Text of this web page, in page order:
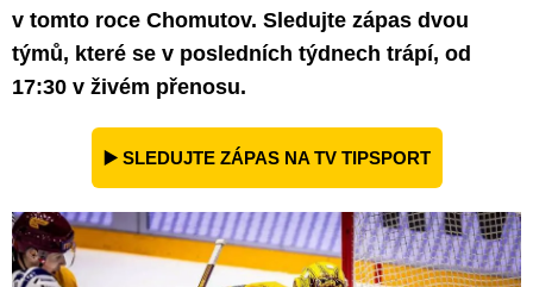
v tomto roce Chomutov. Sledujte zápas dvou
týmů, které se v posledních týdnech trápí, od
17:30 v živém přenosu.
▶️ SLEDUJTE ZÁPAS NA TV TIPSPORT